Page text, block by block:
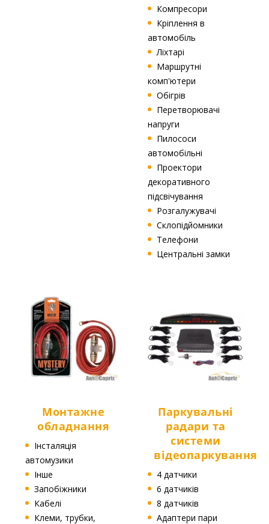
Компресори
Кріплення в
автомобіль
Ліхтарі
Маршрутні
комп'ютери
Обігрів
Перетворювачі
напруги
Пилососи
автомобільні
Проектори
декоративного
підсвічування
Розгалужувачі
Склопідйомники
Телефони
Центральні замки
Монтажне
обладнання
Інсталяція
автомузики
Інше
Запобіжники
Кабелі
Клеми, трубки,
Паркувальні
радари та
системи
відеопаркування
4 датчики
6 датчиків
8 датчиків
Адаптери пари